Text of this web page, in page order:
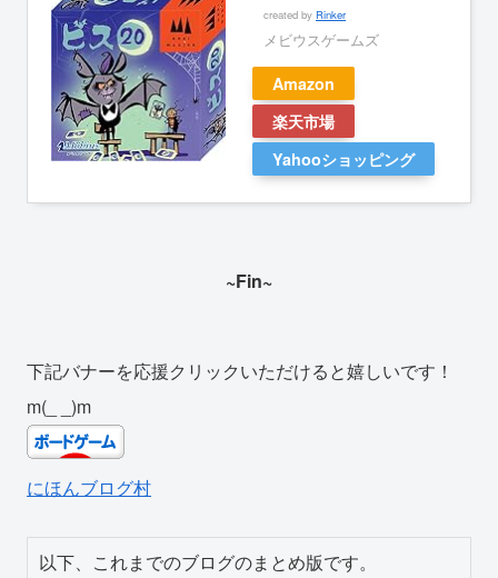
created by Rinker
メビウスゲームズ
Amazon
楽天市場
Yahooショッピング
~Fin~
下記バナーを応援クリックいただけると嬉しいです！
m(_ _)m
にほんブログ村